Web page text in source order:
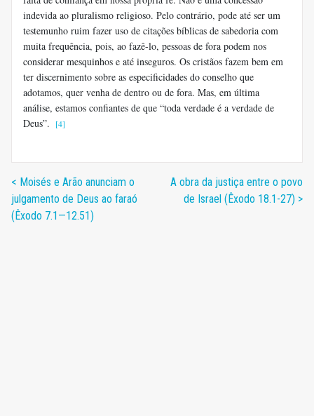
indevida ao pluralismo religioso. Pelo contrário, pode até ser um
testemunho ruim fazer uso de citações bíblicas de sabedoria com
muita frequência, pois, ao fazê-lo, pessoas de fora podem nos
considerar mesquinhos e até inseguros. Os cristãos fazem bem em
ter discernimento sobre as especificidades do conselho que
adotamos, quer venha de dentro ou de fora. Mas, em última
análise, estamos confiantes de que “toda verdade é a verdade de
Deus”.
[4]
< Moisés e Arão anunciam o
julgamento de Deus ao faraó
(Êxodo 7.1—12.51)
A obra da justiça entre o povo
de Israel (Êxodo 18.1-27) >